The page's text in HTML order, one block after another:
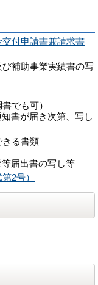
付申請書兼請求書
補助事業実績書の写
でも可）
書が届き次第、写し
きる書類
届出書の写し等
2号）